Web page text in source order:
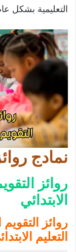
التعليمية بشكل
نمادج
روائز
الابتدائي
روائز
التعليم